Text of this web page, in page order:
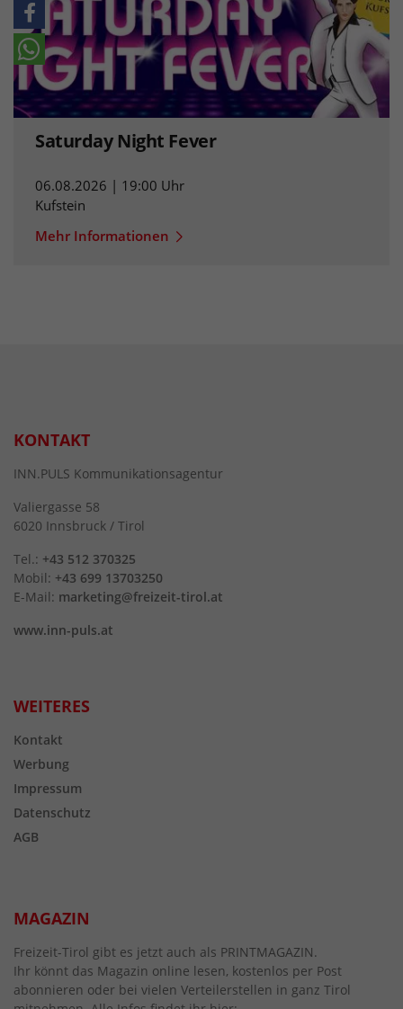
Saturday Night Fever
06.08.2026 | 19:00 Uhr
Kufstein
Mehr Informationen
KONTAKT
INN.PULS Kommunikationsagentur
Valiergasse 58
6020 Innsbruck / Tirol
Tel.: +43 512 370325
Mobil: +43 699 13703250
E-Mail: marketing@freizeit-tirol.at
www.inn-puls.at
WEITERES
Kontakt
Werbung
Impressum
Datenschutz
AGB
MAGAZIN
Freizeit-Tirol gibt es jetzt auch als PRINTMAGAZIN.
Ihr könnt das Magazin online lesen, kostenlos per Post
abonnieren oder bei vielen Verteilerstellen in ganz Tirol